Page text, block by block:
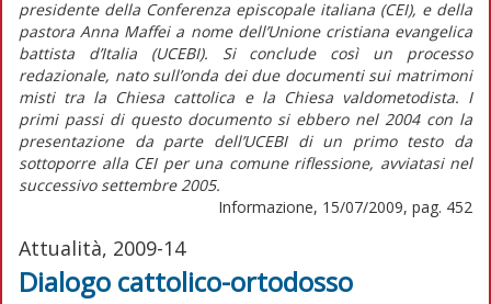
presidente della Conferenza episcopale italiana (CEI), e della
pastora Anna Maffei a nome dell’Unione cristiana evangelica
battista d’Italia (UCEBI). Si conclude così un processo
redazionale, nato sull’onda dei due documenti sui matrimoni
misti tra la Chiesa cattolica e la Chiesa valdometodista. I
primi passi di questo documento si ebbero nel 2004 con la
presentazione da parte dell’UCEBI di un primo testo da
sottoporre alla CEI per una comune riflessione, avviatasi nel
successivo settembre 2005.
Informazione, 15/07/2009, pag. 452
Attualità, 2009-14
Dialogo cattolico-ortodosso